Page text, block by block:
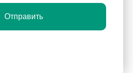
Отправить